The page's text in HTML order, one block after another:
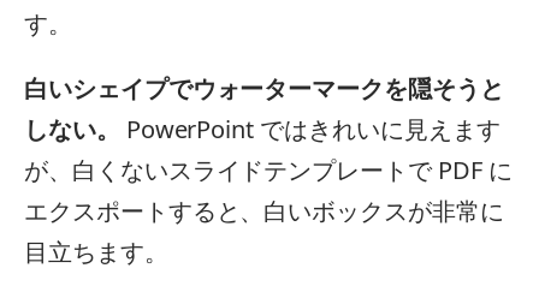
す。
白いシェイプでウォーターマークを隠そうと
しない。
PowerPoint ではきれいに見えます
が、白くないスライドテンプレートで PDF に
エクスポートすると、白いボックスが非常に
目立ちます。